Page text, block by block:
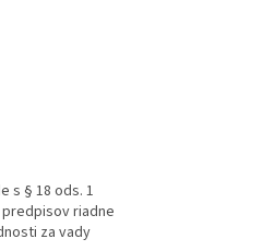
s § 18 ods. 1
riadne
za vady